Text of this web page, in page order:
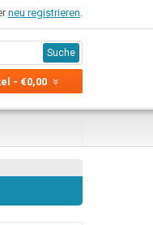
- €0,00
Suche
neu registrieren.